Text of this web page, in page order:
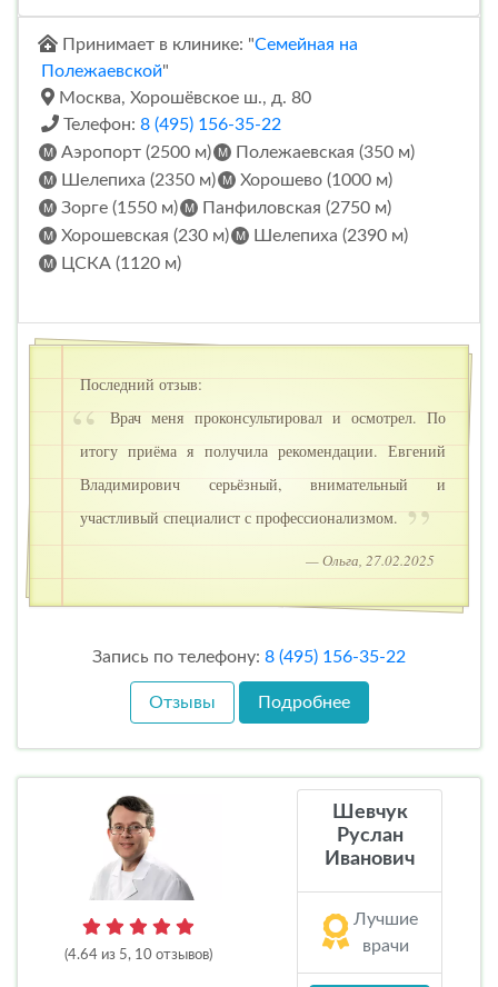
Принимает в клинике: "Семейная на
Полежаевской"
Москва, Хорошёвское ш., д. 80
Телефон: 8 (495) 156-35-22
Аэропорт (2500 м)
Полежаевская (350 м)
Шелепиха (2350 м)
Хорошево (1000 м)
Зорге (1550 м)
Панфиловская (2750 м)
Хорошевская (230 м)
Шелепиха (2390 м)
ЦСКА (1120 м)
Последний отзыв:
Врач меня проконсультировал и осмотрел. По
итогу приёма я получила рекомендации. Евгений
Владимирович серьёзный, внимательный и
участливый специалист с профессионализмом.
— Ольга, 27.02.2025
Запись по телефону: 8 (495) 156-35-22
Отзывы Подробнее
(4.64 из 5, 10 отзывов)
Шевчук
Руслан
Иванович
Лучшие
врачи